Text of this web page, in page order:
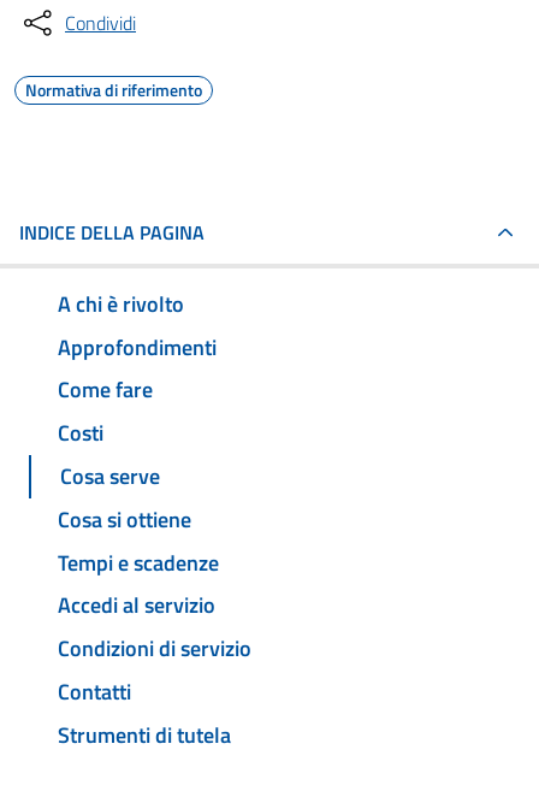
Condividi
Normativa di riferimento
INDICE DELLA PAGINA
A chi è rivolto
Approfondimenti
Come fare
Costi
Cosa serve
Cosa si ottiene
Tempi e scadenze
Accedi al servizio
Condizioni di servizio
Contatti
Strumenti di tutela